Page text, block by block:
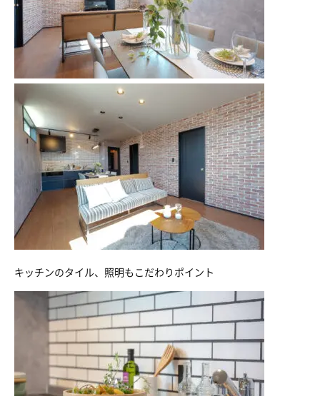
キッチンのタイル、照明もこだわりポイント